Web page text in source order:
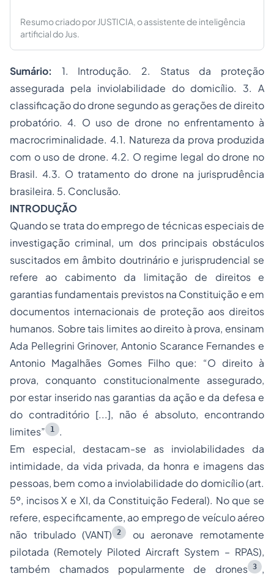
Resumo criado por JUSTICIA, o assistente de inteligência
artificial do Jus.
Sumário: 1. Introdução. 2. Status da proteção
assegurada pela inviolabilidade do domicílio. 3. A
classificação do drone segundo as gerações de direito
probatório. 4. O uso de drone no enfrentamento à
macrocriminalidade. 4.1. Natureza da prova produzida
com o uso de drone. 4.2. O regime legal do drone no
Brasil. 4.3. O tratamento do drone na jurisprudência
brasileira. 5. Conclusão.
INTRODUÇÃO
Quando se trata do emprego de técnicas especiais de
investigação criminal, um dos principais obstáculos
suscitados em âmbito doutrinário e jurisprudencial se
refere ao cabimento da limitação de direitos e
garantias fundamentais previstos na Constituição e em
documentos internacionais de proteção aos direitos
humanos. Sobre tais limites ao direito à prova, ensinam
Ada Pellegrini Grinover, Antonio Scarance Fernandes e
Antonio Magalhães Gomes Filho que: “O direito à
prova, conquanto constitucionalmente assegurado,
por estar inserido nas garantias da ação e da defesa e
do contraditório [...], não é absoluto, encontrando
limites”
1
.
Em especial, destacam-se as inviolabilidades da
intimidade, da vida privada, da honra e imagens das
pessoas, bem como a inviolabilidade do domicílio (art.
5º, incisos X e XI, da Constituição Federal). No que se
refere, especificamente, ao emprego de veículo aéreo
não tribulado (VANT)
2
ou aeronave remotamente
pilotada (Remotely Piloted Aircraft System – RPAS),
também chamados popularmente de drones 3
,